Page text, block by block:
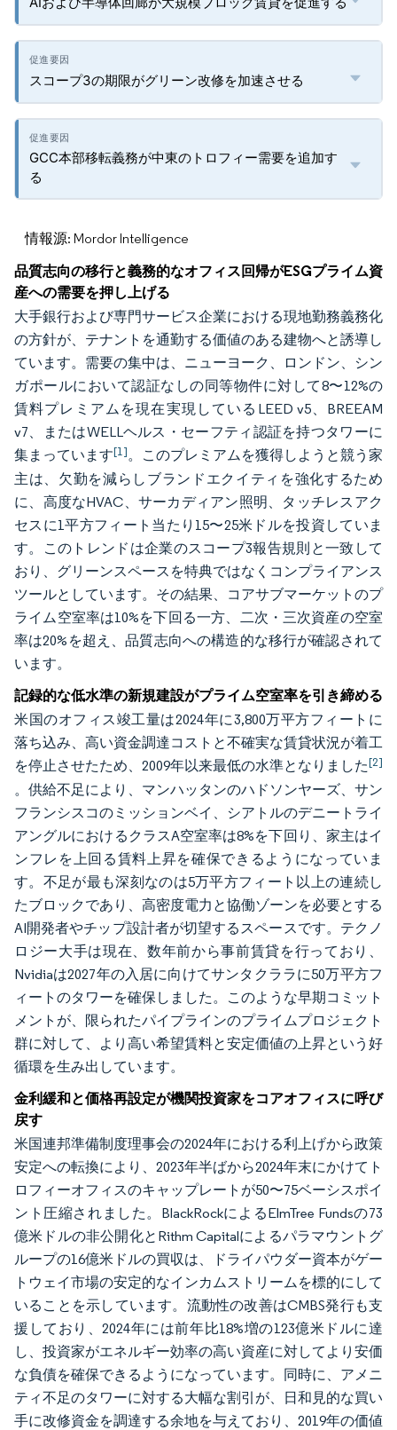
スコープ3の期限がグリーン改修を加速させる
GCC本部移転義務が中東のトロフィー需要を追加す
る
情報源: Mordor Intelligence
品質志向の移行と義務的なオフィス回帰がESGプライム資
産への需要を押し上げる
大手銀行および専門サービス企業における現地勤務義務化
の方針が、テナントを通勤する価値のある建物へと誘導し
ています。需要の集中は、ニューヨーク、ロンドン、シン
ガポールにおいて認証なしの同等物件に対して8〜12%の
賃料プレミアムを現在実現しているLEED v5、BREEAM
v7、またはWELLヘルス・セーフティ認証を持つタワーに
集まっています[1]。このプレミアムを獲得しようと競う家
主は、欠勤を減らしブランドエクイティを強化するため
に、高度なHVAC、サーカディアン照明、タッチレスアク
セスに1平方フィート当たり15〜25米ドルを投資していま
す。このトレンドは企業のスコープ3報告規則と一致して
おり、グリーンスペースを特典ではなくコンプライアンス
ツールとしています。その結果、コアサブマーケットのプ
ライム空室率は10%を下回る一方、二次・三次資産の空室
率は20%を超え、品質志向への構造的な移行が確認されて
います。
記録的な低水準の新規建設がプライム空室率を引き締める
米国のオフィス竣工量は2024年に3,800万平方フィートに
落ち込み、高い資金調達コストと不確実な賃貸状況が着工
を停止させたため、2009年以来最低の水準となりました[2]
。供給不足により、マンハッタンのハドソンヤーズ、サン
フランシスコのミッションベイ、シアトルのデニートライ
アングルにおけるクラスA空室率は8%を下回り、家主はイ
ンフレを上回る賃料上昇を確保できるようになっていま
す。不足が最も深刻なのは5万平方フィート以上の連続し
たブロックであり、高密度電力と協働ゾーンを必要とする
AI開発者やチップ設計者が切望するスペースです。テクノ
ロジー大手は現在、数年前から事前賃貸を行っており、
Nvidiaは2027年の入居に向けてサンタクララに50万平方フ
ィートのタワーを確保しました。このような早期コミット
メントが、限られたパイプラインのプライムプロジェクト
群に対して、より高い希望賃料と安定価値の上昇という好
循環を生み出しています。
金利緩和と価格再設定が機関投資家をコアオフィスに呼び
戻す
米国連邦準備制度理事会の2024年における利上げから政策
安定への転換により、2023年半ばから2024年末にかけてト
ロフィーオフィスのキャップレートが50〜75ベーシスポイ
ント圧縮されました。BlackRockによるElmTree Fundsの73
億米ドルの非公開化とRithm Capitalによるパラマウントグ
ループの16億米ドルの買収は、ドライパウダー資本がゲー
トウェイ市場の安定的なインカムストリームを標的にして
いることを示しています。流動性の改善はCMBS発行も支
援しており、2024年には前年比18%増の123億米ドルに達
し、投資家がエネルギー効率の高い資産に対してより安価
な負債を確保できるようになっています。同時に、アメニ
ティ不足のタワーに対する大幅な割引が、日和見的な買い
手に改修資金を調達する余地を与えており、2019年の価値